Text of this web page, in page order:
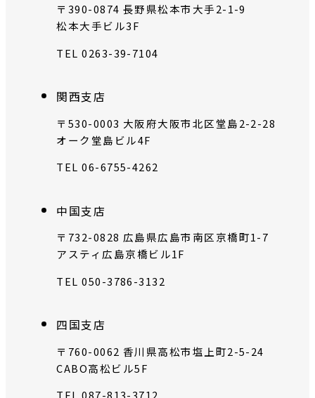
〒390-0874 長野県松本市大手2-1-9
松本大手ビル3F
TEL 0263-39-7104
関西支店
〒530-0003 大阪府大阪市北区堂島2-2-28
オーク堂島ビル4F
TEL 06-6755-4262
中国支店
〒732-0828 広島県広島市南区京橋町1-7
アスティ広島京橋ビル1F
TEL 050-3786-3132
四国支店
〒760-0062 香川県高松市塩上町2-5-24
CABO高松ビル5F